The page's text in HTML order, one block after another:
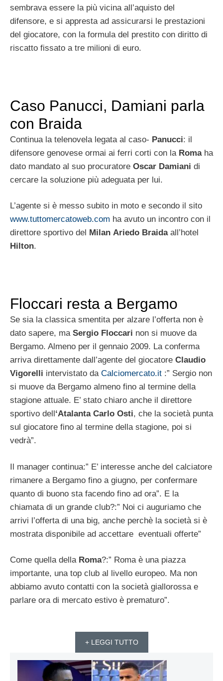
sembrava essere la più vicina all’aquisto del
difensore, e si appresta ad assicurarsi le prestazioni
del giocatore, con la formula del prestito con diritto di
riscatto fissato a tre milioni di euro.
Caso Panucci, Damiani parla
con Braida
Continua la telenovela legata al caso- Panucci: il
difensore genovese ormai ai ferri corti con la Romaha
dato mandato al suo procuratore Oscar Damiani di
cercare la soluzione più adeguata per lui.
L’agente si è messo subito in moto e secondo il sito
www.tuttomercatoweb.com ha avuto un incontro con il
direttore sportivo del Milan Ariedo Braidaall’hotel
Hilton.
Floccari resta a Bergamo
Se sia la classica smentita per alzare l’offerta non è
dato sapere, ma Sergio Floccari non si muove da
Bergamo. Almeno per il gennaio 2009. La conferma
arriva direttamente dall’agente del giocatore Claudio
Vigorelli intervistato da Calciomercato.it :” Sergio non
si muove da Bergamo almeno fino al termine della
stagione attuale. E’ stato chiaro anche il direttore
sportivo dell‘Atalanta Carlo Osti, che la società punta
sul giocatore fino al termine della stagione, poi si
vedrà”.
Il manager continua:” E’ interesse anche del calciatore
rimanere a Bergamo fino a giugno, per confermare
quanto di buono sta facendo fino ad ora”. E la
chiamata di un grande club?:” Noi ci auguriamo che
arrivi l’offerta di una big, anche perchè la società si è
mostrata disponibile ad accettare eventuali offerte”
Come quella della Roma?:” Roma è una piazza
importante, una top club al livello europeo. Ma non
abbiamo avuto contatti con la società giallorossa e
parlare ora di mercato estivo è prematuro”.
+ LEGGI TUTTO